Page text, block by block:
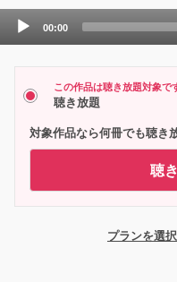
Audio
00:00
この作品は聴き放題対象で
聴き放題
対象作品なら何冊でも聴き放
聴
プランを選